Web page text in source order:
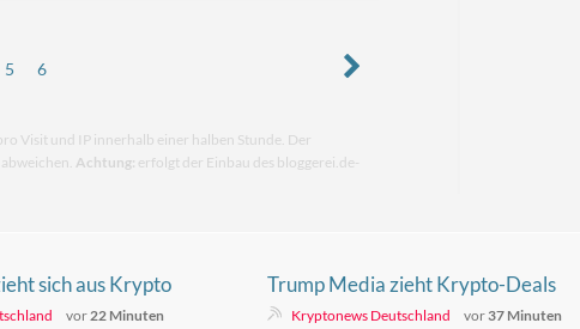
5 6
Visit und IP innerhalb einer halben Stunde. Der
Achtung: erfolgt der Einbau des bloggerei.de-
sich aus Krypto
Deal mit
vor22 Minuten
Trump Media zieht Krypto-Deals
unter Interims-CEO McGurn zurück
Kryptonews Deutschland vor 37 Minuten